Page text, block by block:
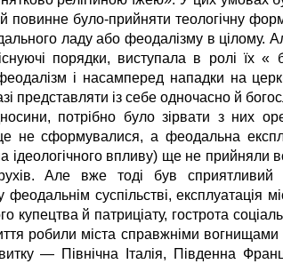
повинне було-прийняти теологічну
ладу або феодалізму в цілому.
порядки, виступала в ролі їх «
і насамперед нападки на
представляти із себе одночасно й
потрібно було зірвати з них
не сформувалися, а феодальна
впливу) ще не прийняли
Але вже тоді був сприятливий
суспільстві, експлуатація
купецтва й патриціату, гострота
робили міста справжніми
— Північна Італія, Південна